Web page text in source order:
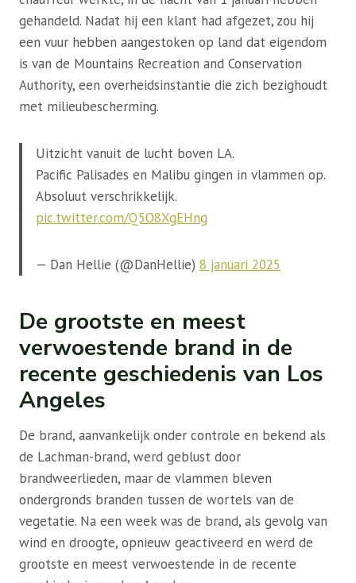
gehandeld. Nadat hij een klant had afgezet, zou hij
een vuur hebben aangestoken op land dat eigendom
is van de Mountains Recreation and Conservation
Authority, een overheidsinstantie die zich bezighoudt
met milieubescherming.
Uitzicht vanuit de lucht boven LA.
Pacific Palisades en Malibu gingen in vlammen op.
Absoluut verschrikkelijk.
pic.twitter.com/Q5O8XgEHng
— Dan Hellie (@DanHellie) 8 januari 2025
De grootste en meest
verwoestende brand in de
recente geschiedenis van Los
Angeles
De brand, aanvankelijk onder controle en bekend als
de Lachman-brand, werd geblust door
brandweerlieden, maar de vlammen bleven
ondergronds branden tussen de wortels van de
vegetatie. Na een week was de brand, als gevolg van
wind en droogte, opnieuw geactiveerd en werd de
grootste en meest verwoestende in de recente